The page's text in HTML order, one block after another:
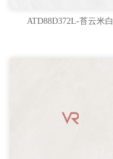
ATD88D372L-苔云米白